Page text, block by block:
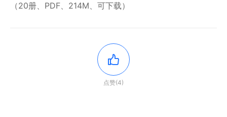
（20册、PDF、214M、可下载）
点赞(4)